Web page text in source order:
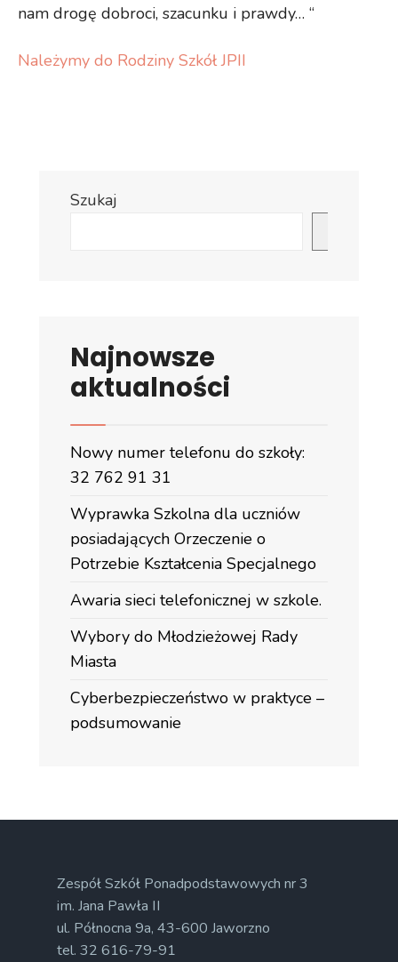
nam drogę dobroci, szacunku i prawdy… “
Należymy do Rodziny Szkół JPII
Szukaj
Najnowsze
aktualności
Nowy numer telefonu do szkoły:
32 762 91 31
Wyprawka Szkolna dla uczniów
posiadających Orzeczenie o
Potrzebie Kształcenia Specjalnego
Awaria sieci telefonicznej w szkole.
Wybory do Młodzieżowej Rady
Miasta
Cyberbezpieczeństwo w praktyce –
podsumowanie
Zespół Szkół Ponadpodstawowych nr 3
im. Jana Pawła II
ul. Północna 9a, 43-600 Jaworzno
tel. 32 616-79-91